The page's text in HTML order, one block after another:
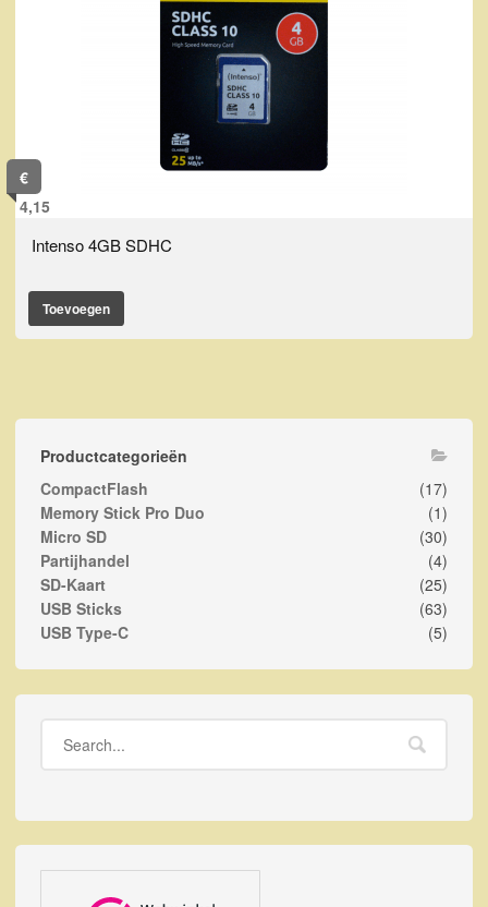
€
4,15
Intenso 4GB SDHC
Toevoegen
Productcategorieën
CompactFlash
(17)
Memory Stick Pro Duo
(1)
Micro SD
(30)
Partijhandel
(4)
SD-Kaart
(25)
USB Sticks
(63)
USB Type-C
(5)